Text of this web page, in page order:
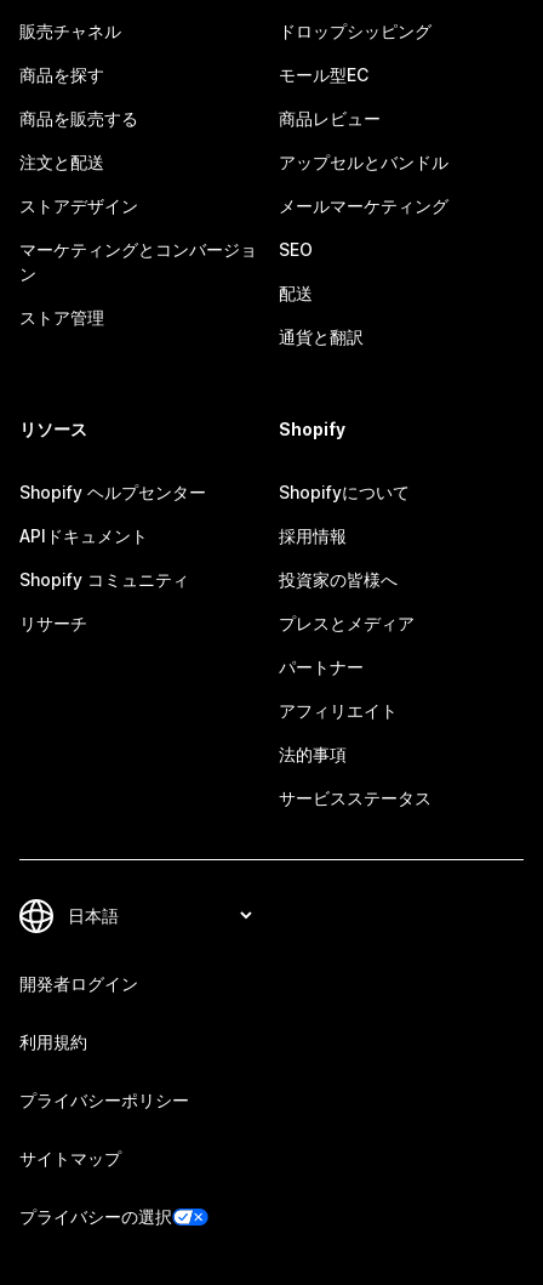
販売チャネル
商品を探す
商品を販売する
注文と配送
ストアデザイン
マーケティングとコンバージョ
ン
ストア管理
ドロップシッピング
モール型EC
商品レビュー
アップセルとバンドル
メールマーケティング
SEO
配送
通貨と翻訳
リソース
Shopify ヘルプセンター
APIドキュメント
Shopify コミュニティ
リサーチ
Shopify
Shopifyについて
採用情報
投資家の皆様へ
プレスとメディア
パートナー
アフィリエイト
法的事項
サービスステータス
開発者ログイン
利用規約
プライバシーポリシー
サイトマップ
プライバシーの選択